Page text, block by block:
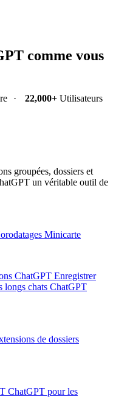
comme vous
· 22,000+Utilisateurs
groupées, dossiers et
un véritable outil de
Minicarte
ChatGPT Enregistrer
longs chats ChatGPT
de dossiers
ChatGPT pour les